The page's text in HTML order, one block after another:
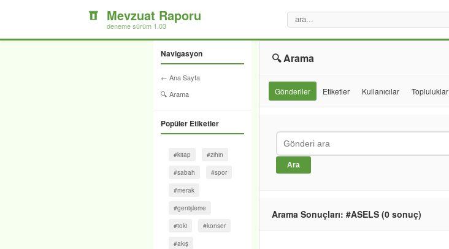
Mevzuat Raporu
deneme sürüm 1.03
Navigasyon
← Ana Sayfa
🔍 Arama
Popüler Etiketler
#kitap #zihin
#sabah #spor
#merak
#genişleme
#toki #konser
#akış
🔍 Arama
Gönderiler Etiketler Kullanıcılar Topluluklar
Ara
Arama Sonuçları: #ASELS (0 sonuç)